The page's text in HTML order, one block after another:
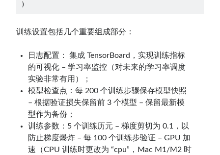
)
训练设置包括几个重要组成部分：
日志配置： 集成 TensorBoard，实现训练指标
的可视化 – 学习率监控（对未来的学习率调度
实验非常有用）；
模型检查点：每 200 个训练步骤保存模型快照
– 根据验证损失保留前 3 个模型 – 保留最新模
型作为备份；
训练参数：5 个训练历元 – 梯度剪切为 0.1，以
防止梯度爆炸 – 每 100 个训练步验证 – GPU 加
速（CPU 训练时更改为 “cpu”，Mac M1/M2 时